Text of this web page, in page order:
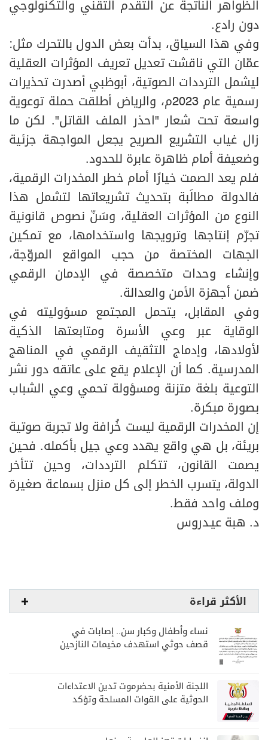
الظواهر الناتجة عن التقدم التقني والتكنولوجي
دون رادع.
وفي هذا السياق، بدأت بعض الدول بالتحرك مثل:
عمّان التي ناقشت تعديل تعريف المؤثرات العقلية
ليشمل الترددات الصوتية، أبوظبي أصدرت تحذيرات
رسمية عام 2023م، والرياض أطلقت حملة توعوية
واسعة تحت شعار "احذر الملف القاتل". لكن ما
زال غياب التشريع الصريح يجعل المواجهة جزئية
وضعيفة أمام ظاهرة عابرة للحدود.
فلم يعد الصمت خيارًا أمام خطر المخدرات الرقمية،
فالدولة مطالَبة بتحديث تشريعاتها لتشمل هذا
النوع من المؤثرات العقلية، وسَنّ نصوص قانونية
تجرّم إنتاجها وترويجها واستخدامها، مع تمكين
الجهات المختصة من حجب المواقع المروّجة،
وإنشاء وحدات متخصصة في الإدمان الرقمي
ضمن أجهزة الأمن والعدالة.
وفي المقابل، يتحمل المجتمع مسؤوليته في
الوقاية عبر وعي الأسرة ومتابعتها الذكية
لأولادها، وإدماج التثقيف الرقمي في المناهج
المدرسية. كما أن الإعلام يقع على عاتقه دور نشر
التوعية بلغة متزنة ومسؤولة تحمي وعي الشباب
بصورة مبكرة.
إن المخدرات الرقمية ليست خُرافة ولا تجربة صوتية
بريئة، بل هي واقع يهدد وعي جيل بأكمله. فحين
يصمت القانون، تتكلم الترددات، وحين تتأخر
الدولة، يتسرب الخطر إلى كل منزل بسماعة صغيرة
وملف واحد فقط.
د. هبة عيـدروس
الأكثر قراءة
نساء وأطفال وكبار سن.. إصابات في
قصف حوثي استهدف مخيمات النازحين
اللجنة الأمنية بحضرموت تدين الاعتداءات
الحوثية على القوات المسلحة وتؤكد